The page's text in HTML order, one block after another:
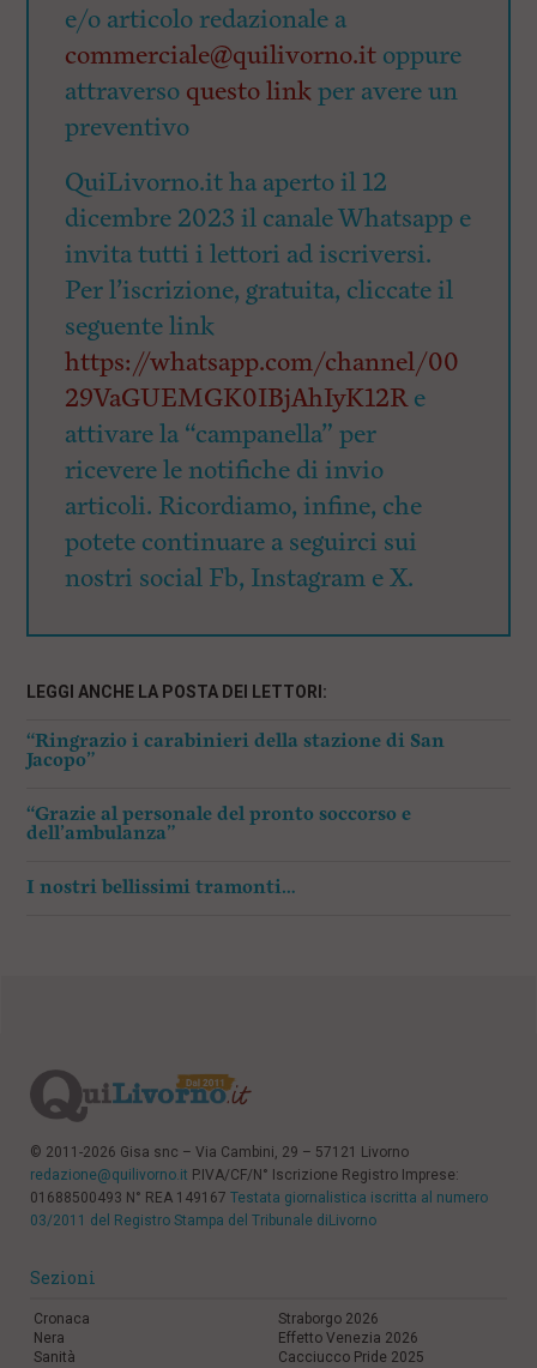
e/o articolo redazionale a
commerciale@quilivorno.it oppure
attraverso questo linkper avere un
preventivo
QuiLivorno.it ha aperto il 12
dicembre 2023 il canale Whatsapp e
invita tutti i lettori ad iscriversi.
Per l’iscrizione, gratuita, cliccate il
seguente link
https://whatsapp.com/channel/00
29VaGUEMGK0IBjAhIyK12Re
attivare la “campanella” per
ricevere le notifiche di invio
articoli. Ricordiamo, infine, che
potete continuare a seguirci sui
nostri social Fb, Instagram e X.
LEGGI ANCHE LA POSTA DEI LETTORI:
“Ringrazio i carabinieri della stazione di San
Jacopo”
“Grazie al personale del pronto soccorso e
dell’ambulanza”
I nostri bellissimi tramonti…
© 2011-2026 Gisa snc – Via Cambini, 29 – 57121 Livorno
redazione@quilivorno.it P.IVA/CF/N° Iscrizione Registro Imprese:
01688500493 N° REA 149167 Testata giornalistica iscritta al numero
03/2011 del Registro Stampa del Tribunale diLivorno
Sezioni
Cronaca
Nera
Sanità
Straborgo 2026
Effetto Venezia 2026
Cacciucco Pride 2025